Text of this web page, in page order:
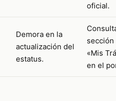
oficial.
Demora en la
actualización del
estatus.
sección
«Mis
en el